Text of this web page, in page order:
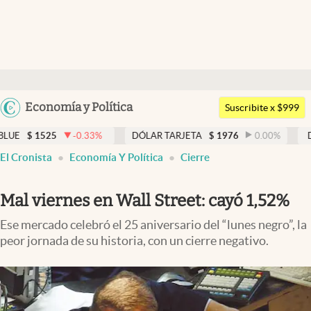
Argentina
Uruguay
Economía y Política
Members
Economía y Política
Finanzas y Mercados
Columnistas
Otras secciones
Apertura
Suscribite x $999
-0.33 % DÓLAR TARJETA $ 1976 0.00% DÓLAR MEP
El Cronista Economía Y Política Cierre
Mal viernes en Wall Street: cayó 1,52%
Ese mercado celebró el 25 aniversario del “lunes negro”, la
peor jornada de su historia, con un cierre negativo.